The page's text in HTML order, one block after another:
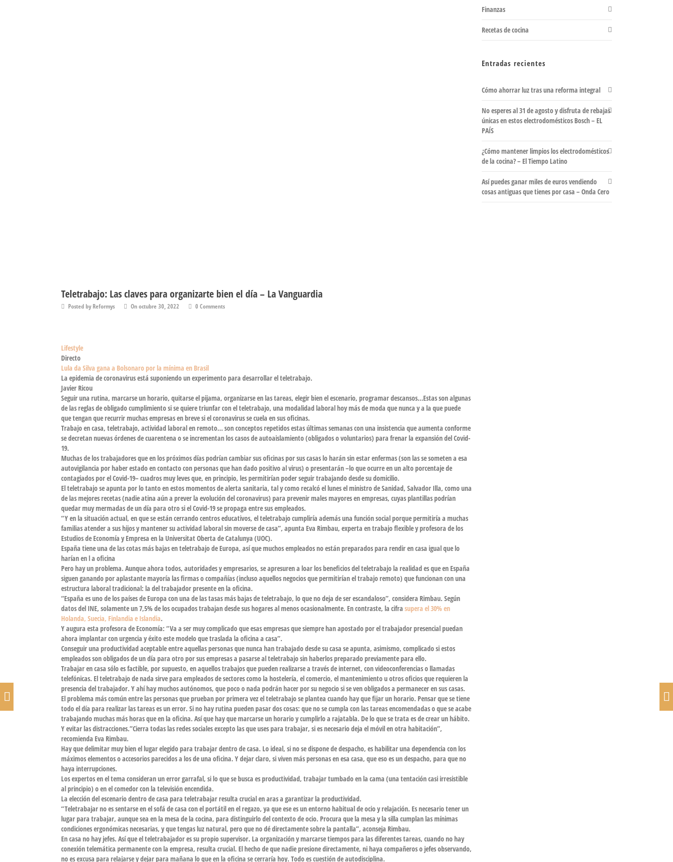
Teletrabajo: Las claves para organizarte bien el día – La Vanguardia
Posted by Reformys On octubre 30, 2022 0 Comments
Lifestyle
Directo
Lula da Silva gana a Bolsonaro por la mínima en Brasil
La epidemia de coronavirus está suponiendo un experimento para desarrollar el teletrabajo.
Javier Ricou
Seguir una rutina, marcarse un horario, quitarse el pijama, organizarse en las tareas, elegir bien elescenario, programardescansos…Estas son algunas
de lasreglas de obligado cumplimientosi se quiere triunfar con elteletrabajo, una modalidad laboralhoy más de moda que nunca y a la que puede
que tengan que recurrir muchas empresas en breve si el coronavirus se cuela en sus oficinas.
Trabajo en casa, teletrabajo, actividad laboral en remoto… son conceptos repetidos estas últimas semanas con una insistencia que aumenta conforme
se decretan nuevasórdenes de cuarentena o se incrementan loscasos de autoaislamiento(obligados o voluntarios) para frenar la expansión del Covid-
19.
Muchas de los trabajadores que en los próximos días podrían cambiar sus oficinas por sus casas lo harán sin estar enfermas (son las se someten a esa
autovigilancia por haber estado en contacto con personas que han dado positivo al virus) o presentarán –lo que ocurre en un alto porcentaje de
contagiadospor el Covid-19– cuadrosmuy levesque, en principio, les permitirían poder seguir trabajando desde su domicilio.
Elteletrabajose apunta por lo tanto en estos momentos de alerta sanitaria, tal y como recalcó el lunes el ministro de Sanidad, Salvador Illa, como una
de lasmejores recetas(nadie atina aún a prever la evolución del coronavirus) para prevenir males mayoresen empresas, cuyas plantillas podrían
quedar muy mermadas de un día para otro si el Covid-19 se propaga entre sus empleados.
“Y en la situación actual, en que se están cerrando centros educativos, el teletrabajo cumpliría además una función social porque permitiría a muchas
familiasatender a sushijos y mantener su actividad laboral sin moverse de casa”, apunta Eva Rimbau, experta en trabajo flexible y profesora de los
Estudios de Economía y Empresa en la Universitat Oberta de Catalunya (UOC).
España tiene una de las cotas más bajas en teletrabajo de Europa, así que muchos empleados no están preparados para rendir en casa igual que lo
harían en l a oficina
Pero hay un problema. Aunque ahora todos, autoridades y empresarios, se apresuren a loar los beneficios del teletrabajo la realidad es que en España
siguen ganando por aplastante mayoría las firmas o compañías (incluso aquellos negocios que permitirían el trabajo remoto) que funcionan con una
estructura laboral tradicional: la deltrabajador presente en la oficina.
“España es uno de los países de Europa con una de las tasas más bajas de teletrabajo, lo que no deja de ser escandaloso”, considera Rimbau. Según
datos del INE, solamente un 7,5% de los ocupadostrabajan desde sus hogaresal menos ocasionalmente. En contraste, la cifra supera el 30% en
Holanda, Suecia, Finlandia e Islandia.
Y augura esta profesora de Economía: “Va a sermuy complicadoque esas empresas que siempre han apostado por el trabajador presencial puedan
ahora implantar con urgencia y éxito estemodelo que traslada la oficina a casa”.
Conseguir una productividad aceptable entre aquellas personas que nunca han trabajado desde su casa se apunta, asimismo, complicado si estos
empleados son obligados de un día para otro por sus empresas a pasarse al teletrabajo sin haberlos preparado previamente para ello.
Trabajar en casa sólo es factible, por supuesto, en aquellos trabajos que pueden realizarse a través de internet, con videoconferencias o llamadas
telefónicas. Elteletrabajo de nada sirvepara empleados de sectores como la hostelería, el comercio, el mantenimiento u otrosoficiosquerequieren la
presencia del trabajador. Y ahí hay muchos autónomos, que poco o nada podrán hacer por su negocio si se ven obligados a permanecer en sus casas.
El problema más común entre las personas que prueban por primera vez el teletrabajo se plantea cuando hay quefijar un horario. Pensar que se tiene
todo el día para realizar las tareas es un error. Si no hay rutina pueden pasar dos cosas: que no se cumpla con las tareas encomendadas o que se acabe
trabajando muchas más horas que en la oficina. Así que hay que marcarse un horario ycumplirlo a rajatabla. De lo que se trata es de crear un hábito.
Y evitar las distracciones.”Cierra todas las redes sociales excepto las que uses para trabajar, si es necesario deja el móvil en otra habitación”,
recomienda Eva Rimbau.
Hay que delimitar muy bien el lugar elegido para trabajar dentro de casa. Lo ideal, si no se dispone de despacho, eshabilitar una dependencia con los
máximos elementos o accesorios parecidos a los de una oficina. Y dejar claro, si viven más personas en esa casa, que eso es un despacho, para que no
haya interrupciones.
Los expertos en el tema consideran un error garrafal, si lo que se busca es productividad, trabajar tumbado en la cama (una tentación casi irresistible
al principio) o en el comedor con la televisión encendida.
La elección del escenario dentro de casa para teletrabajar resulta crucial en aras a garantizar la productividad.
“Teletrabajar no es sentarse en el sofá de casa con el portátil en el regazo, ya que ese es un entorno habitual de ocio y relajación. Es necesario tener un
lugar para trabajar, aunque sea en la mesa de la cocina, para distinguirlo del contexto de ocio. Procura que la mesa y la silla cumplan las mínimas
condiciones ergonómicas necesarias, y que tengasluz natural, pero que no dé directamente sobre la pantalla”, aconseja Rimbau.
En casa no hay jefes. Así que el teletrabajador es su propio supervisor. La organización y marcarse tiempos para las diferentes tareas, cuando no hay
conexión telemática permanente con la empresa, resulta crucial. El hecho de que nadie presione directamente, ni haya compañeros o jefes observando,
no es excusa para relajarse y dejar para mañana lo que en la oficina se cerraría hoy. Todo es cuestión deautodisciplina.
Finanzas
Recetas de cocina
Entradas recientes
Cómo ahorrar luz tras una reforma integral
No esperes al 31 de agosto y disfruta de rebajas
únicas en estos electrodomésticos Bosch – EL
PAÍS
¿Cómo mantener limpios los electrodomésticos
de la cocina? – El Tiempo Latino
Así puedes ganar miles de euros vendiendo
cosas antiguas que tienes por casa – Onda Cero